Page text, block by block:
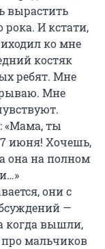
вырастить
рока. И кстати,
ко мне
костяк
ребят. Мне
Мне
«Мама, ты
7 июня! Хочешь,
она на полном
они с
—
когда вышли,
мальчиков